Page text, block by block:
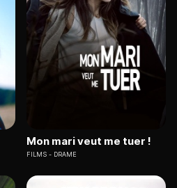
Mon mari veut me tuer !
FILMS DRAME